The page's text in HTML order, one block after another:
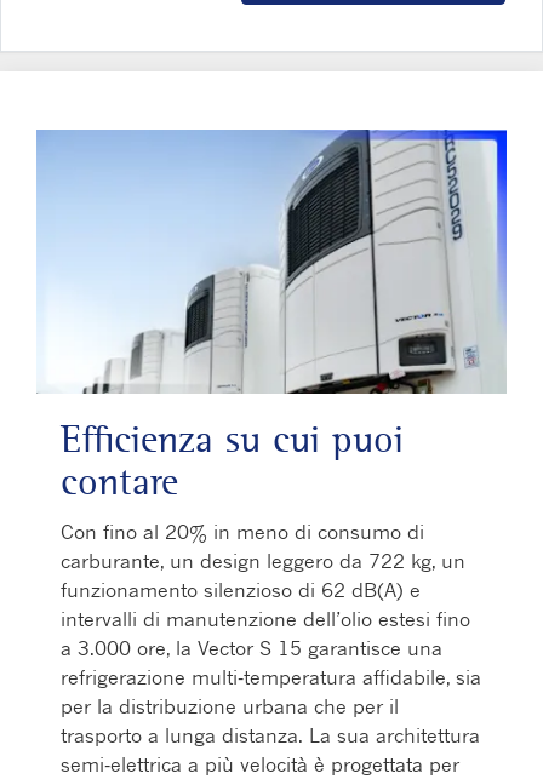
Efficienza su cui puoi
contare
Con fino al 20% in meno di consumo di
carburante, un design leggero da 722 kg, un
funzionamento silenzioso di 62 dB(A) e
intervalli di manutenzione dell’olio estesi fino
a 3.000 ore, la Vector S 15 garantisce una
refrigerazione multi‑temperatura affidabile, sia
per la distribuzione urbana che per il
trasporto a lunga distanza. La sua architettura
semi‑elettrica a più velocità è progettata per